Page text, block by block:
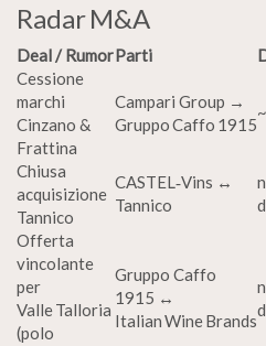
Radar M&A
Deal / RumorParti
Cessione
marchi
Cinzano &
Frattina
Campari Group →
Gruppo Caffo 1915
Chiusa
acquisizione
Tannico
CASTEL‑Vins ↔︎
Tannico
Offerta
vincolante
per
Valle Talloria
(polo
Gruppo Caffo
1915 ↔︎
Italian Wine Brands